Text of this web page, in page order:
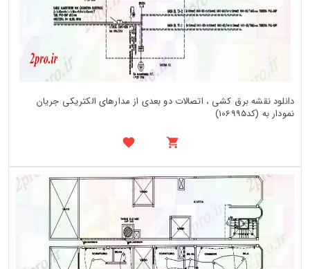
دانلود نقشه برق کشی ، اتصالات دو بعدی از مدارهای الکتریکی جریان
نمودار به (کد106995)